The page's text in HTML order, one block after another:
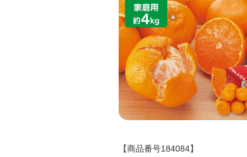
【商品番号184084】